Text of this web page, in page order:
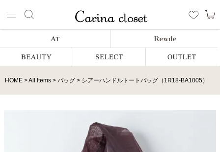
HOME All Items バッグ シアーハンドルトートバッグ（1R18-BA1005）